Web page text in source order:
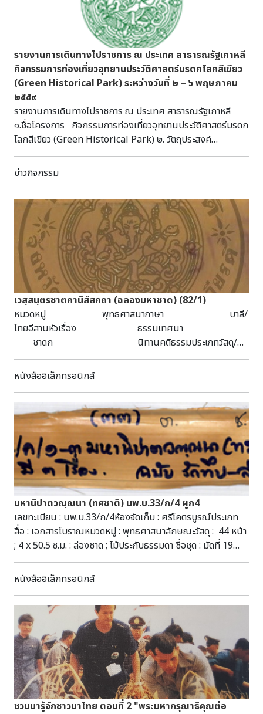
รายงานการเดินทางไปราชการ ณ ประเทศ สาธารณรัฐเกาหลี
กิจกรรมการท่องเที่ยวอุทยานประวัติศาสตร์มรดกโลกสีเขียว
(Green Historical Park) ระหว่างวันที่ ๒ – ๖ พฤษภาคม
๒๕๕๙
รายงานการเดินทางไปราชการ ณ ประเทศ สาธารณรัฐเกาหลี
๑.ชื่อโครงการ กิจกรรมการท่องเที่ยวอุทยานประวัติศาสตร์มรดก
โลกสีเขียว (Green Historical Park) ๒. วัตถุประสงค์
๒.๑ เพื่ออบรมเชิงปฏิบัติการและศึกษาดูงานแก่กลุ่ม
เป้าหมาย ให้มีความรู้ ความเข้าใจ และความตระหนักถึงความสำคัญ
จัดการแหล่งท่องเที่ยวเชิงอนุรักษ์สภาพแวดล้อม ๒.๒ เพื่อให้กลุ่ม
เป้าหมายสามารถนำความรู้ที่ได้รับจากการอบรมนำไปประยุกต์ใช้
หรือเกิดเป็นแนวทางในการปฏิบัติงานได้อย่างมีประสิทธิภาพ ๒.๓
เพื่อให้กลุ่มเป้าหมายเกิดการแลกเปลี่ยนประสบการณ์และมุมมอง
ด้านการบริหารจัดการแหล่งท่องเที่ยวในเชิงอนุรักษ์สิ่งแวดล้อม
ผ่านการศึกษาดูงานในประเทศที่มีองค์ความรู้ดังกล่าว ๓. กำหนด
เวลา ระหว่างวันที่ ๒ – ๖ พฤษภาคม ๒๕๕๙ ๔. สถานที่ ๑.กรุง
โซล ๒.จังหวัดคังว็อน ๓.จังหวัดเคียงกิโด ๕. หน่วยงานผู้จัด
อุทยานประวัติศาสตร์สุโขทัย อุทยานประวัติศาสตร์ศรีสัชนาลัย
อุทยานประวัติศาสตร์ กำแพงเพชร ๖. หน่วยงานสนับสนุน
สำนักงานพื้นที่พิเศษอุทยานประวัติศาสตร์สุโขทัย-ศรีสัชนาลัย-
แหล่งท่องเที่ยว ในประเด็นการส่งเสริมกิจกรรมการท่องเที่ยวที่
เป็นมิตรกับสิ่งแวดล้อม ๘. คณะผู้แทนไทย ๑.นายขจร มุกมี
ค่า ผู้อำนวยการสำนักศิลปากรที่ ๖ สุโขทัย ๒.นาง
นงคราญ สุขสม หัวหน้ากลุ่มโบราณคดี สำนักศิลปากรที่
๖ สุโขทัย ๓.นายสถาพร เที่ยงธรรม ผู้อำนวยการอุทยาน
ประวัติศาสตร์สุโขทัย ๔.นางธาดา สังข์ทอง หัวหน้า
อุทยานประวัติศาสตร์กำแพงเพชร ๕.นายภัทรพงษ์ เก่า
เงิน หัวหน้าอุทยานประวัติศาสตร์ศรีสัชนาลัย ๖.นางนฤมล
เก่าเงิน หัวหน้าพิพิธภัณฑสถานแห่งชาติ กำแพงเพชร
๗.นางประมาณ แก่นคำ เจ้าพนักงานธุรการชำนาญงาน
อุทยานประวัติศาสตร์ ศรีสัชนาลัย ๘.น.ส.นุชจรี ผ่องไสศรี
นักโบราณคดีปฏิบัติการ อุทยานประวัติศาสตร์สุโขทัย ๙.นายสนธิ
ริยาพันธ์ พนักงานเกษตรพื้นฐาน อุทยาน
ประวัติศาสตร์กำแพงเพชร ๑๐.น.ส.วสมล เทียนถนอม ปลัด
เทศบาลตำบลเมืองเก่า ๑๑.นายประครอง สายจันทร์ รักษา
ศรีสัชนาลัย- กำแพงเพชร (อพท ๔) ๑๒.น.ส.สุรางคนางค์ พ่วง
แผน เจ้าหน้าที่สำนักงานพื้นที่พิเศษอุทยานประวัติศาสตร์
สุโขทัย-ศรีสัชนาลัย- กำแพงเพชร (อพท ๔) ๑๓.นายวัชระ ทิพย์
ชำนาญ เจ้าหน้าที่สำนักงานพื้นที่พิเศษอุทยานประวัติศาสตร์
สุโขทัย-ศรีสัชนาลัย- กำแพงเพชร (อพท ๔) ๑๔.น.ส.ชุติมา แสง
สวัสดิ์ เจ้าหน้าที่สำนักงานพื้นที่พิเศษอุทยานประวัติศาสตร์
สุโขทัย-ศรีสัชนาลัย- กำแพงเพชร (อพท ๔) ๑๕.น.ส.เรณู ปิ่น
ทอง เจ้าหน้าที่สำนักงานพื้นที่พิเศษอุทยาน
ข่าวกิจกรรม
เวสฺสนฺตรชาตกานิสํสกถา (ฉลองมหาชาด) (82/1)
หมวดหมู่ พุทธศาสนาภาษา บาลี/
ไทยอีสานหัวเรื่อง ธรรมเทศนา
ชาดก นิทานคติธรรมประเภทวัสดุ/
มีเดีย คัมภีร์ใบลานลักษณะวัสดุ 26 หน้า
: กว้าง 4.5 ซม. ยาว 56.5 ซม. บทคัดย่อ เป็นคัมภีร์
จากพระอธิการเด่น ปญฺญาทีโป วัดคิรีรัตนาราม ต.ดอนคา
อ.อู่ทอง จ.สุพรรณบุรี ดำเนินการอนุรักษ์เมื่อวันที่ 31 มีนาคม
2534
หนังสืออิเล็กทรอนิกส์
มหานิปาตวณฺณนา (ทศชาติ) นพ.บ.33/ก/4 ผูก4
เลขทะเบียน : นพ.บ.33/ก/4ห้องจัดเก็บ : ศรีโคตรบูรณ์ประเภท
สื่อ : เอกสารโบราณหมวดหมู่ : พุทธศาสนาลักษณะวัสดุ : 44 หน้า
; 4 x 50.5 ซ.ม. : ล่องชาด ; ไม้ประกับธรรมดา ชื่อชุด : มัดที่ 19
(194-204) ผูก 4หัวเรื่อง : มหานิปาตวณฺณนา --เอกสารโบราณ
คัมภีร์ใบลาน พุทธศาสนาอักษร : ธรรมอีสาน
สามารถสืบค้นได้ที่ห้องศรีโคตรบูรณ์ หอสมุดแห่งชาติ
เฉลิมพระเกียรติ สมเด็จพระนางเจ้าสิริกิติ์ พระบรมราชินีนาถ
นครพนม
หนังสืออิเล็กทรอนิกส์
ชวนมารู้จักชาวนาไทย ตอนที่ 2 "พระมหากรุณาธิคุณต่อ